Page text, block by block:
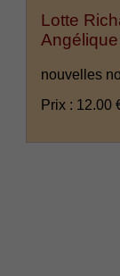
Lotte
Angélique
nouvelles
Prix : 12.00